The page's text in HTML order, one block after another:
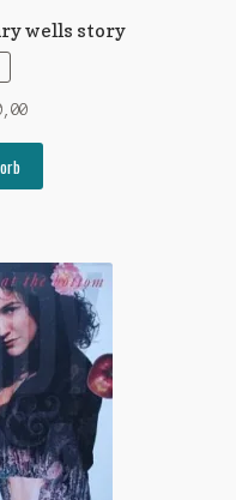
wells story
Aktueller
€10,00.